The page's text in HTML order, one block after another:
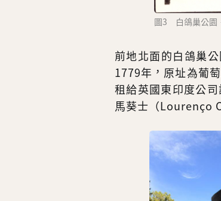
圖3 白鴿巢公園
前地北面的白鴿巢
1779年，原址為葡
租給英國東印度公
馬葵士（Lourenço